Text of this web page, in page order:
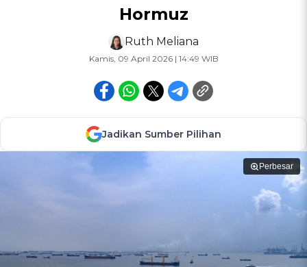
Hormuz
Ruth Meliana
Kamis, 09 April 2026 | 14:49 WIB
Jadikan Sumber Pilihan
Perbesar